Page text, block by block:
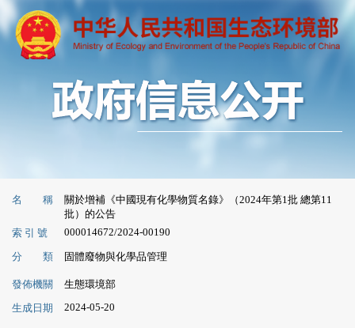
名 稱
關於增補《中國現有化學物質名錄》（2024年第1批 總第11
批）的公告
索 引 號
000014672/2024-00190
分 類 固體廢物與化學品管理
發佈機關
生態環境部
生成日期
2024-05-20